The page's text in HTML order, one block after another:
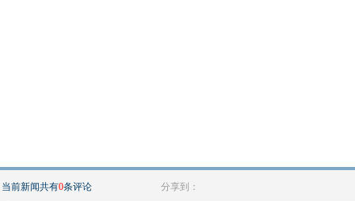
当前新闻共有0条评论 分享到：